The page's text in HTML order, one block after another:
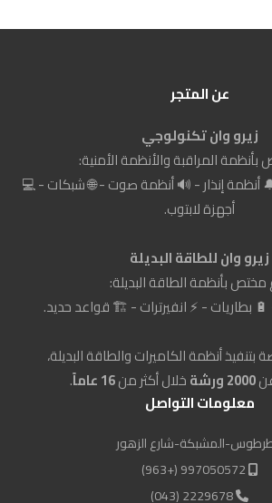
عن المتجر
زيرو وان تكنولوجي
المراقبة والأنظمة الأمنية:
أنظمة إنذار - 🔊 أنظمة صوت - 🌐 شبكات - 💻
أجهزة لابتوب.
زيرو وان للطاقة البديلة
مختص بأنظمة الطاقة البديلة:
بطاريات - ⚡ انفيرترات - 🏗️ قواعد حديد.
أنظمة الكاميرات والطاقة البديلة،
2000 ورشة خلال أكثر من16 عاماً
.
معلومات التواصل
المشبكة-شارع الزهور
2229678 (043)